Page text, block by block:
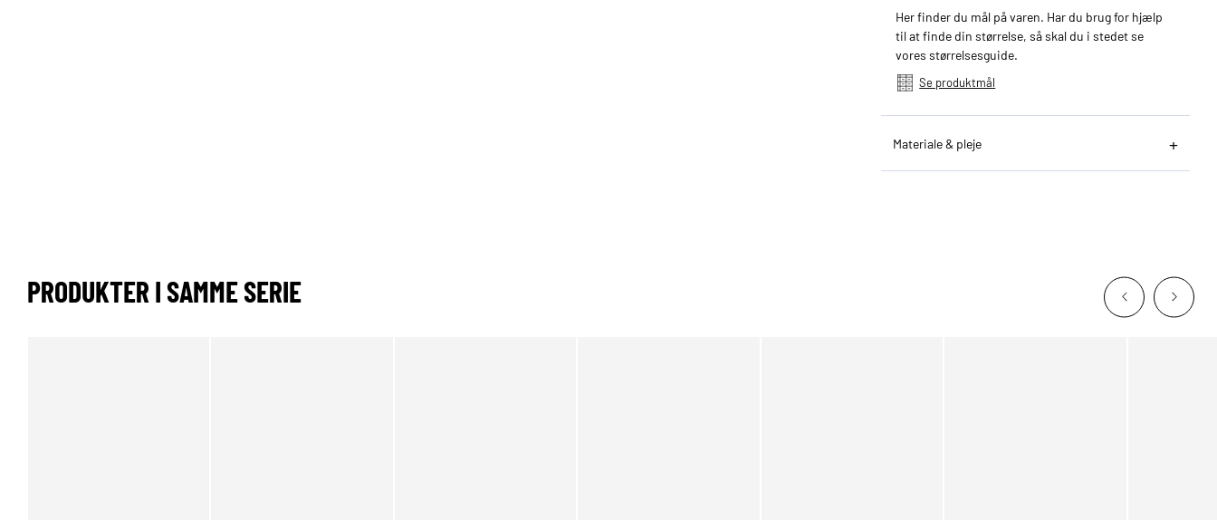
Her finder du mål på varen. Har du brug for hjælp
til at finde din størrelse, så skal du i stedet se
vores størrelsesguide.
Se produktmål
Materiale & pleje
PRODUKTER I SAMME SERIE